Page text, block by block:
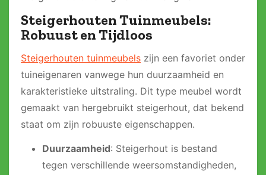
Steigerhouten Tuinmeubels:
Robuust en Tijdloos
Steigerhouten tuinmeubels zijn een favoriet onder
tuineigenaren vanwege hun duurzaamheid en
karakteristieke uitstraling. Dit type meubel wordt
gemaakt van hergebruikt steigerhout, dat bekend
staat om zijn robuuste eigenschappen.
Duurzaamheid: Steigerhout is bestand
tegen verschillende weersomstandigheden,